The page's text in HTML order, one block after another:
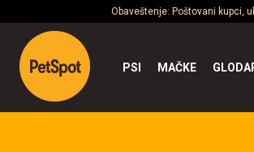
Obaveštenje: Poštovani kupci,
PSI MAČKE